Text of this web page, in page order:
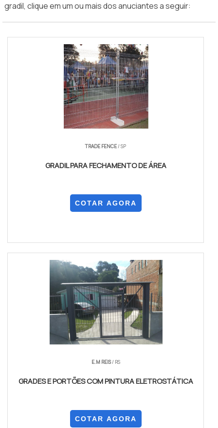
gradil, clique em um ou mais dos anuciantes a seguir:
TRADE FENCE/ SP
GRADIL PARA FECHAMENTO DE ÁREA
COTAR AGORA
E.M REIS/ RS
GRADES E PORTÕES COM PINTURA ELETROSTÁTICA
COTAR AGORA